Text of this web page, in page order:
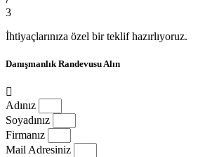
3
İhtiyaçlarınıza özel bir teklif hazırlıyoruz.
Danışmanlık Randevusu Alın
Adınız
Soyadınız
Firmanız
Mail Adresiniz